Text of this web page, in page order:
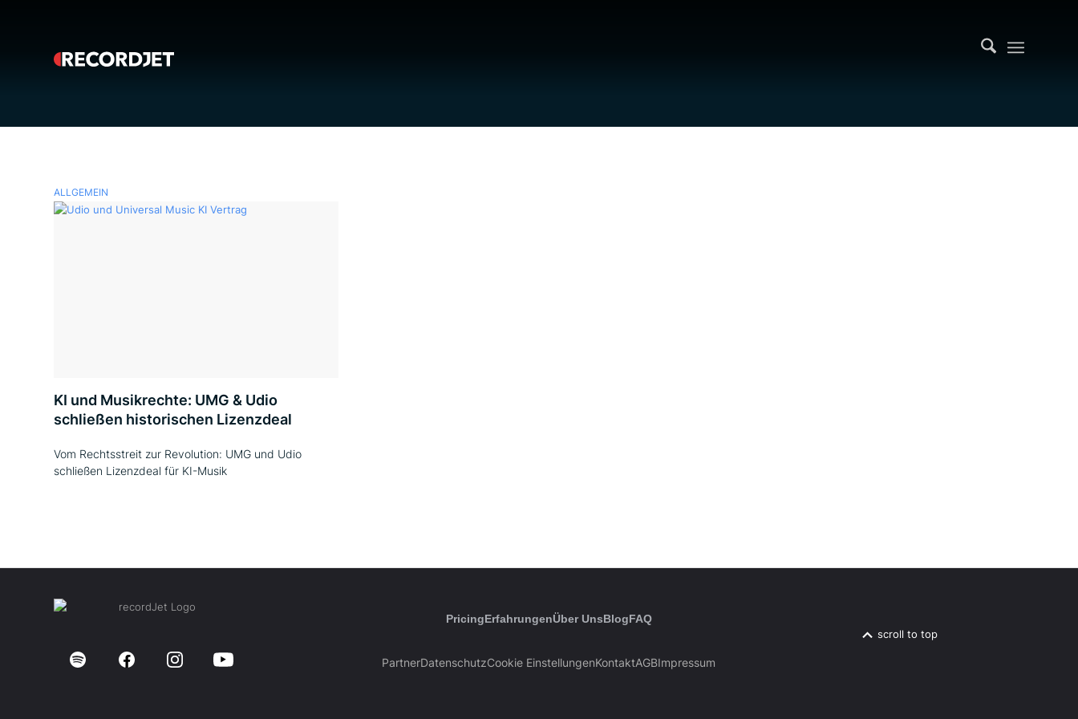
ALLGEMEIN
KI und Musikrechte: UMG & Udio
schließen historischen Lizenzdeal
Vom Rechtsstreit zur Revolution: UMG und Udio
schließen Lizenzdeal für KI-Musik
PricingErfahrungenÜber UnsBlogFAQ
PartnerDatenschutzCookie EinstellungenKontaktAGBImpressum
scroll to top